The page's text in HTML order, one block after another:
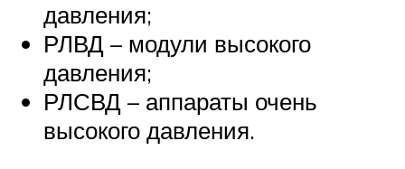
давления;
РЛВД – модули высокого
давления;
РЛСВД – аппараты очень
высокого давления.